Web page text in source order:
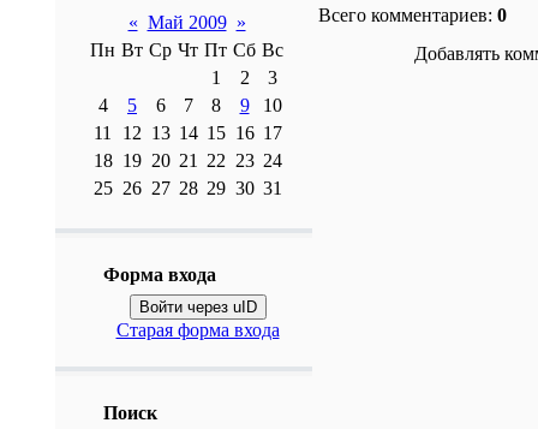
« Май 2009 »
Пн Вт Ср Чт Пт Сб Вс
1
2
3
4
5 6 7 8 9
10
11
12 13 14 15 16 17
18 19 20 21 22 23 24
25 26 27 28 29 30 31
Форма входа
Войти через uID
Старая форма входа
Поиск
Всего комментариев: 0
Добавлять